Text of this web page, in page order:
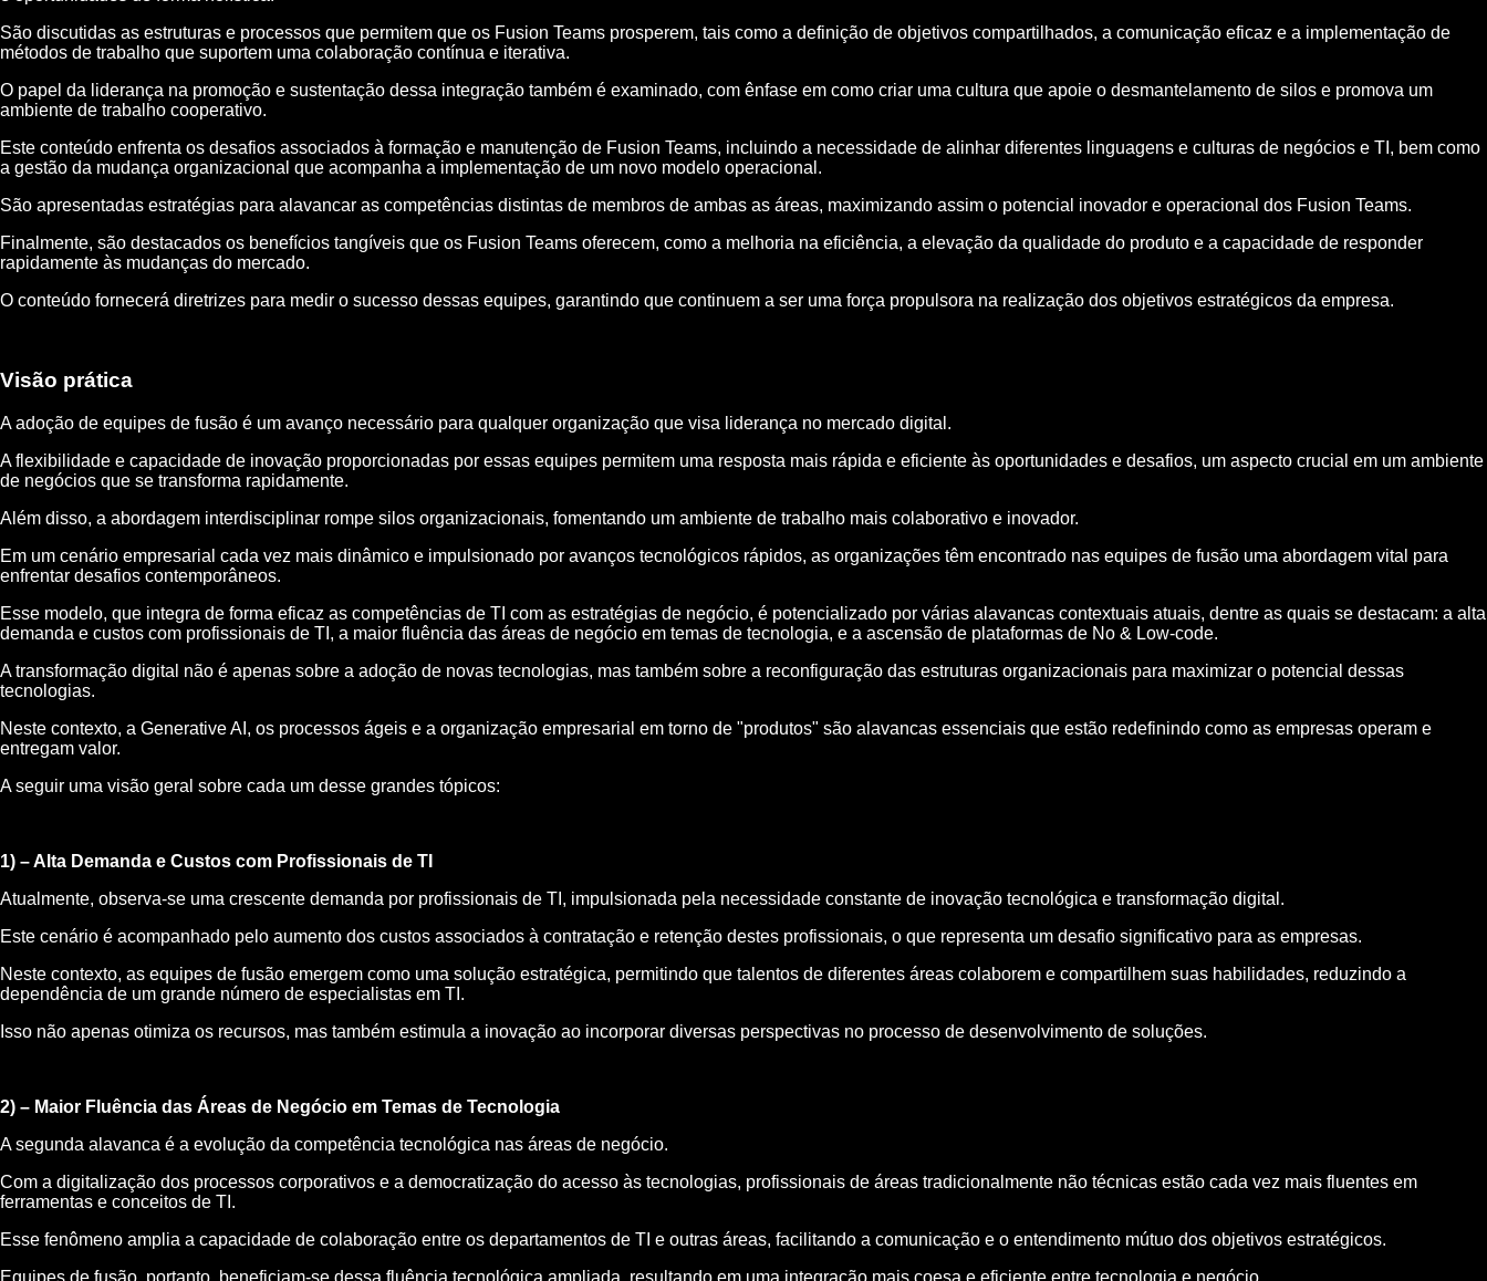
São discutidas as estruturas e processos que permitem que os Fusion Teams prosperem, tais como a definição de objetivos compartilhados, a comunicação eficaz e a implementação de
métodos de trabalho que suportem uma colaboração contínua e iterativa.
O papel da liderança na promoção e sustentação dessa integração também é examinado, com ênfase em como criar uma cultura que apoie o desmantelamento de silos e promova um
ambiente de trabalho cooperativo.
Este conteúdo enfrenta os desafios associados à formação e manutenção de Fusion Teams, incluindo a necessidade de alinhar diferentes linguagens e culturas de negócios e TI, bem como
a gestão da mudança organizacional que acompanha a implementação de um novo modelo operacional.
São apresentadas estratégias para alavancar as competências distintas de membros de ambas as áreas, maximizando assim o potencial inovador e operacional dos Fusion Teams.
Finalmente, são destacados os benefícios tangíveis que os Fusion Teams oferecem, como a melhoria na eficiência, a elevação da qualidade do produto e a capacidade de responder
rapidamente às mudanças do mercado.
O conteúdo fornecerá diretrizes para medir o sucesso dessas equipes, garantindo que continuem a ser uma força propulsora na realização dos objetivos estratégicos da empresa.
Visão prática
A adoção de equipes de fusão é um avanço necessário para qualquer organização que visa liderança no mercado digital.
A flexibilidade e capacidade de inovação proporcionadas por essas equipes permitem uma resposta mais rápida e eficiente às oportunidades e desafios, um aspecto crucial em um ambiente
de negócios que se transforma rapidamente.
Além disso, a abordagem interdisciplinar rompe silos organizacionais, fomentando um ambiente de trabalho mais colaborativo e inovador.
Em um cenário empresarial cada vez mais dinâmico e impulsionado por avanços tecnológicos rápidos, as organizações têm encontrado nas equipes de fusão uma abordagem vital para
enfrentar desafios contemporâneos.
Esse modelo, que integra de forma eficaz as competências de TI com as estratégias de negócio, é potencializado por várias alavancas contextuais atuais, dentre as quais se destacam: a alta
demanda e custos com profissionais de TI, a maior fluência das áreas de negócio em temas de tecnologia, e a ascensão de plataformas de No & Low-code.
A transformação digital não é apenas sobre a adoção de novas tecnologias, mas também sobre a reconfiguração das estruturas organizacionais para maximizar o potencial dessas
tecnologias.
Neste contexto, a Generative AI, os processos ágeis e a organização empresarial em torno de "produtos" são alavancas essenciais que estão redefinindo como as empresas operam e
entregam valor.
A seguir uma visão geral sobre cada um desse grandes tópicos:
1) – Alta Demanda e Custos com Profissionais de TI
Atualmente, observa-se uma crescente demanda por profissionais de TI, impulsionada pela necessidade constante de inovação tecnológica e transformação digital.
Este cenário é acompanhado pelo aumento dos custos associados à contratação e retenção destes profissionais, o que representa um desafio significativo para as empresas.
Neste contexto, as equipes de fusão emergem como uma solução estratégica, permitindo que talentos de diferentes áreas colaborem e compartilhem suas habilidades, reduzindo a
dependência de um grande número de especialistas em TI.
Isso não apenas otimiza os recursos, mas também estimula a inovação ao incorporar diversas perspectivas no processo de desenvolvimento de soluções.
2) – Maior Fluência das Áreas de Negócio em Temas de Tecnologia
A segunda alavanca é a evolução da competência tecnológica nas áreas de negócio.
Com a digitalização dos processos corporativos e a democratização do acesso às tecnologias, profissionais de áreas tradicionalmente não técnicas estão cada vez mais fluentes em
ferramentas e conceitos de TI.
Esse fenômeno amplia a capacidade de colaboração entre os departamentos de TI e outras áreas, facilitando a comunicação e o entendimento mútuo dos objetivos estratégicos.
Equipes de fusão, portanto, beneficiam-se dessa fluência tecnológica ampliada, resultando em uma integração mais coesa e eficiente entre tecnologia e negócio.